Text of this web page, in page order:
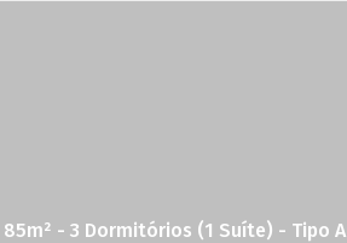
85m² - 3 Dormitórios (1 Suíte) - Tipo A